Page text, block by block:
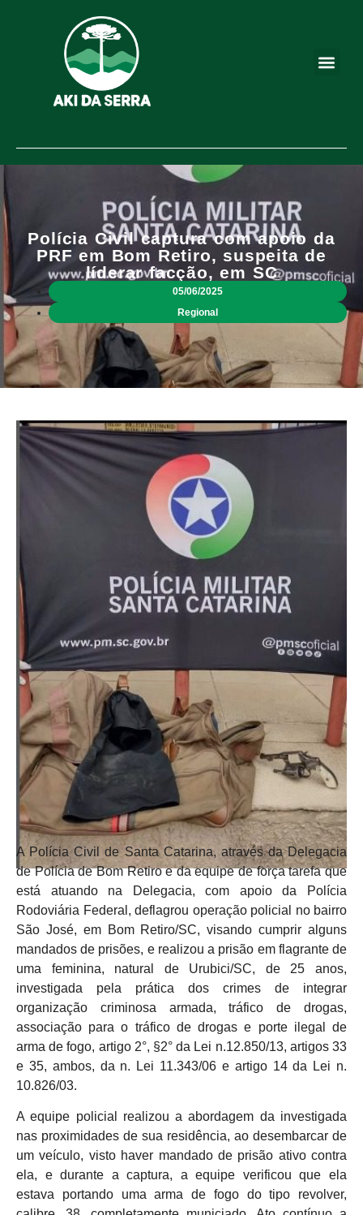
Polícia Civil captura com apoio da
PRF em Bom Retiro, suspeita de
líderar facção, em SC
05/06/2025
Regional
A Polícia Civil de Santa Catarina, através da Delegacia
de Polícia de Bom Retiro e da equipe de força tarefa que
está atuando na Delegacia, com apoio da Polícia
Rodoviária Federal, deflagrou operação policial no bairro
São José, em Bom Retiro/SC, visando cumprir alguns
mandados de prisões, e realizou a prisão em flagrante de
uma feminina, natural de Urubici/SC, de 25 anos,
investigada pela prática dos crimes de integrar
organização criminosa armada, tráfico de drogas,
associação para o tráfico de drogas e porte ilegal de
arma de fogo, artigo 2°, §2° da Lei n.12.850/13, artigos 33
e 35, ambos, da n. Lei 11.343/06 e artigo 14 da Lei n.
10.826/03.
A equipe policial realizou a abordagem da investigada
nas proximidades de sua residência, ao desembarcar de
um veículo, visto haver mandado de prisão ativo contra
ela, e durante a captura, a equipe verificou que ela
estava portando uma arma de fogo do tipo revolver,